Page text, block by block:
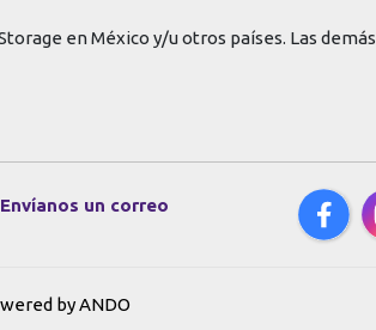
en México y/u otros países. Las demás
Envíanos un correo
by ANDO